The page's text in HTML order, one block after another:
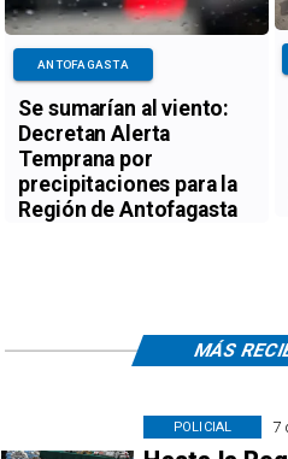
Se sumarían al viento:
Decretan Alerta
Temprana por
precipitaciones para la
Región de Antofagasta
ANTOFAGASTA
7
POLICIAL
MÁS